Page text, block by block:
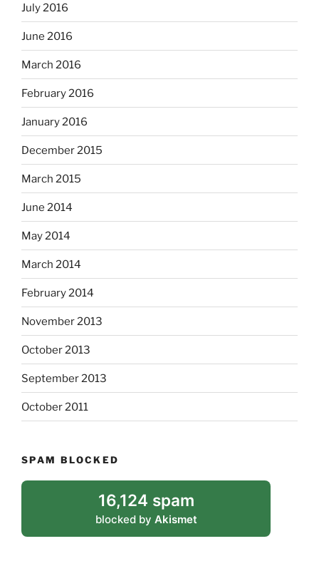
July 2016
June 2016
March 2016
February 2016
January 2016
December 2015
March 2015
June 2014
May 2014
March 2014
February 2014
November 2013
October 2013
September 2013
October 2011
SPAM BLOCKED
16,124 spam
blocked by Akismet